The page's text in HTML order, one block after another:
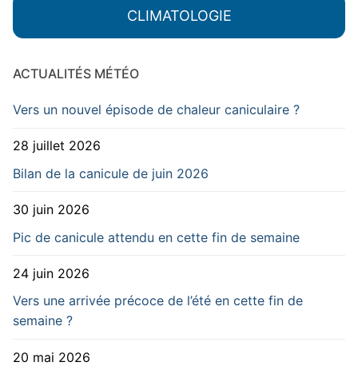
CLIMATOLOGIE
ACTUALITÉS MÉTÉO
Vers un nouvel épisode de chaleur caniculaire ?
28 juillet 2026
Bilan de la canicule de juin 2026
30 juin 2026
Pic de canicule attendu en cette fin de semaine
24 juin 2026
Vers une arrivée précoce de l’été en cette fin de
semaine ?
20 mai 2026